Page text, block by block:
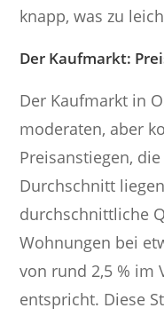
knapp, was zu
Der Kaufmarkt:
Der Kaufmarkt in
moderaten, aber
Preisanstiegen,
Durchschnitt
durchschnittliche
Wohnungen bei
von rund 2,5 % im
entspricht. Diese